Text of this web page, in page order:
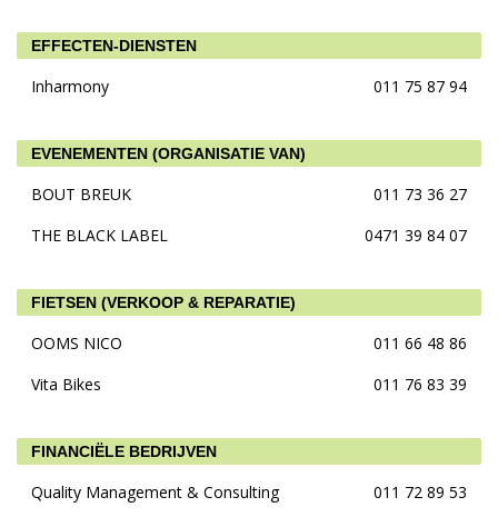
EFFECTEN-DIENSTEN
Inharmony 011 75 87 94
EVENEMENTEN (ORGANISATIE VAN)
BOUT BREUK
011 73 36 27
THE BLACK LABEL
0471 39 84 07
FIETSEN (VERKOOP & REPARATIE)
OOMS NICO
011 66 48 86
Vita Bikes
011 76 83 39
FINANCIËLE BEDRIJVEN
Quality Management & Consulting
011 72 89 53